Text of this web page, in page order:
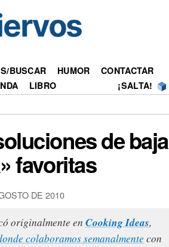
BUSCAR HUMOR
CONTACTAR
LIBRO ¡SALTA!
de baja
favoritas
DE 2010
originalmente en Cooking Ideas,
colaboramos semanalmente con